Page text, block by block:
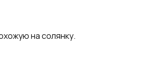
на солянку.